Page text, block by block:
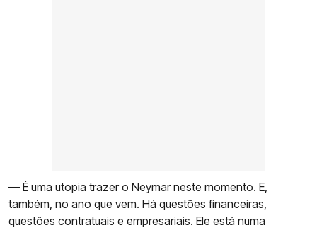
— É uma utopia trazer o Neymar neste momento. E,
também, no ano que vem. Há questões financeiras,
questões contratuais e empresariais. Ele está numa